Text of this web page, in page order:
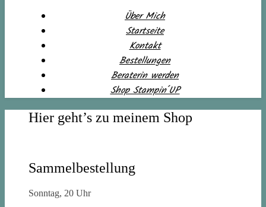
Über Mich
Startseite
Kontakt
Bestellungen
Beraterin werden
Shop Stampin´UP
Hier geht’s zu meinem Shop
Sammelbestellung
Sonntag, 20 Uhr